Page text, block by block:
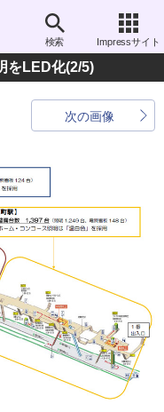
検索 Impressサイト
をLED化(2/5)
次の画像